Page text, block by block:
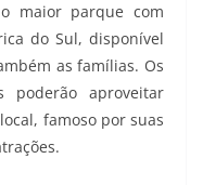
maior parque com
do Sul, disponível
as famílias. Os
poderão aproveitar
famoso por suas